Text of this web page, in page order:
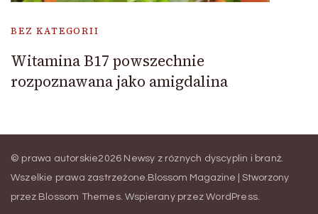
BEZ KATEGORII
Witamina B17 powszechnie
rozpoznawana jako amigdalina
© prawa autorskie2026 Newsy z róznych dyscyplin i branż.
Wszelkie prawa zastrzeżone.Blossom Magazine | Stworzony
przez Blossom Themes. Wspierany przezWordPress.